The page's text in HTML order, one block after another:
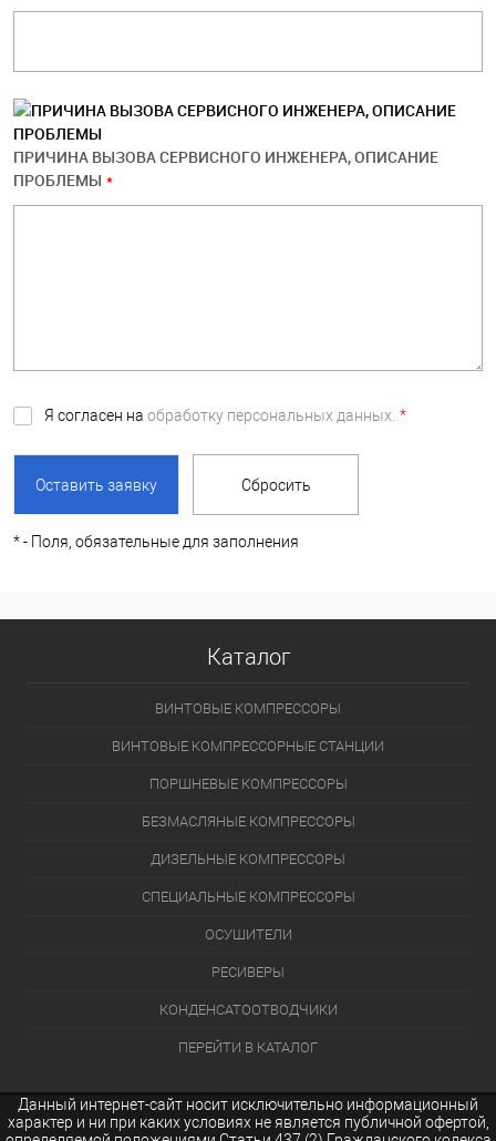
ПРИЧИНА ВЫЗОВА СЕРВИСНОГО ИНЖЕНЕРА, ОПИСАНИЕ
ПРОБЛЕМЫ *
Я согласен на обработку персональных данных. *
*- Поля, обязательные для заполнения
Каталог
ВИНТОВЫЕ КОМПРЕССОРЫ
ВИНТОВЫЕ КОМПРЕССОРНЫЕ СТАНЦИИ
ПОРШНЕВЫЕ КОМПРЕССОРЫ
БЕЗМАСЛЯНЫЕ КОМПРЕССОРЫ
ДИЗЕЛЬНЫЕ КОМПРЕССОРЫ
СПЕЦИАЛЬНЫЕ КОМПРЕССОРЫ
ОСУШИТЕЛИ
РЕСИВЕРЫ
КОНДЕНСАТООТВОДЧИКИ
ПЕРЕЙТИ В КАТАЛОГ
Данный интернет-сайт носит исключительно информационный
характер и ни при каких условиях не является публичной офертой,